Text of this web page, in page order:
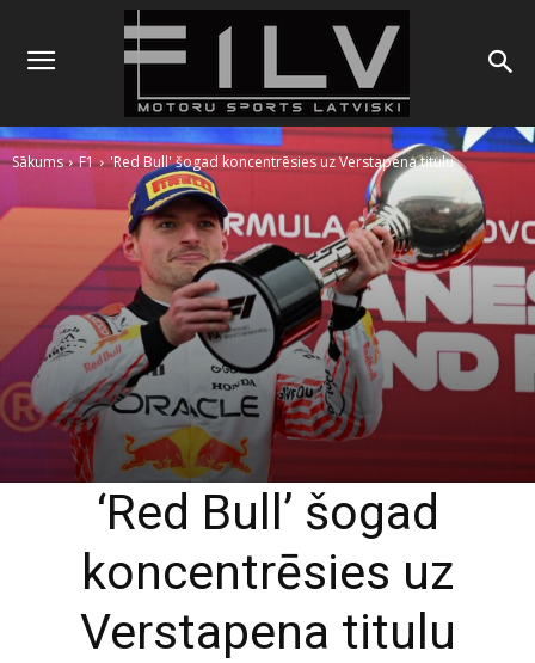
Sākums F1 'Red Bull' šogad koncentrēsies uz Verstapena titulu
‘Red Bull’ šogad
koncentrēsies uz
Verstapena titulu